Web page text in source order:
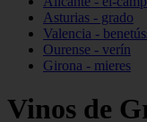
Asturias - grado
Valencia -
Ourense - verín
Girona - mieres
Vinos de